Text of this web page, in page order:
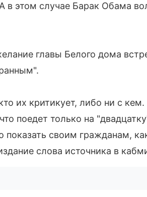
этом случае Барак Обама
главы Белого дома
их критикует, либо ни с
поедет только на
своим гражданам,
слова источника в